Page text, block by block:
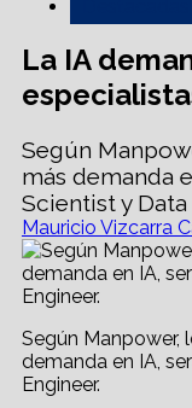
La IA
Según
más demanda
Scientist y Data
Mauricio Vizcarra
Según Manpower,
demanda en IA,
Engineer.